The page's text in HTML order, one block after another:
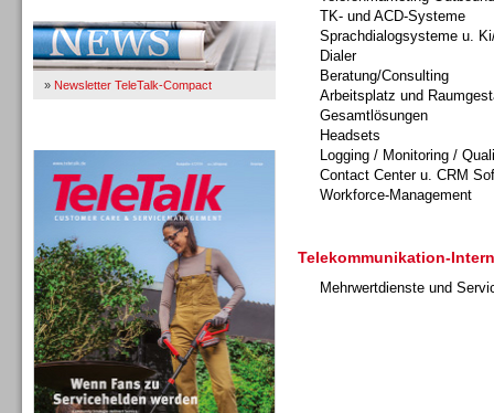
» Newsletter TeleTalk-Compact
TK- und ACD-Systeme
Sprachdialogsysteme u.
Dialer
Beratung/Consulting
Arbeitsplatz und
Gesamtlösungen
Headsets
Logging / Monitoring /
Contact Center u. CRM
Workforce-Management
Telekommunikation-
Mehrwertdienste und